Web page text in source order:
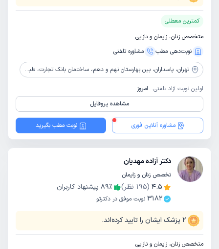
کمترین معطلی
متخصص زنان، زایمان و نازایی
نوبت‌دهی مطب
مشاوره‌ تلفنی
تهران، پاسداران، بین بهارستان نهم و دهم، ساختمان بانک تجارت، طبقه اول
اولین نوبت آزاد تلفنی: امروز
مشاهده پروفایل
مشاوره آنلاین فوری نوبت مطب بگیرید
دکتر آزاده مهدیان
تخصص زنان و زایمان
4.5
(
195 نظر) 89٪
پیشنهاد کاربران
3182 نوبت موفق در دکترتو
2 پزشک ایشان را تایید کرده‌اند.
متخصص زنان، زایمان و نازایی